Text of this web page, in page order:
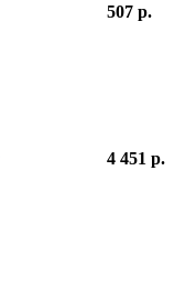
507 р.
4 451 р.